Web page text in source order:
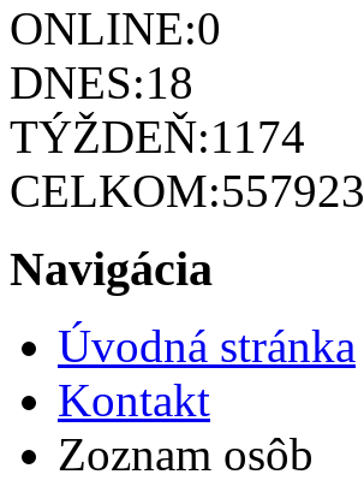
ONLINE:0
DNES:18
TÝŽDEŇ:1174
CELKOM:557923
Navigácia
Úvodná stránka
Kontakt
Zoznam osôb